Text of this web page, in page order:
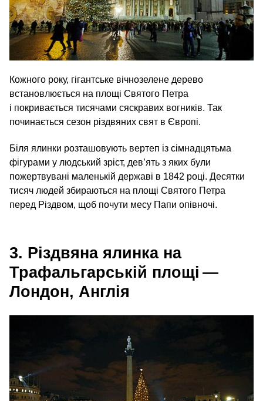
Кожного року, гігантське вічнозелене дерево
встановлюється на площі Святого Петра
і покривається тисячами сяскравих вогників. Так
починається сезон різдвяних свят в Європі.
Біля ялинки розташовують вертеп із сімнадцятьма
фігурами у людський зріст, дев’ять з яких були
пожертвувані маленькій державі в 1842 році. Десятки
тисяч людей збираються на площі Святого Петра
перед Різдвом, щоб почути месу Папи опівночі.
3. Різдвяна ялинка на
Трафальгарській площі —
Лондон, Англія